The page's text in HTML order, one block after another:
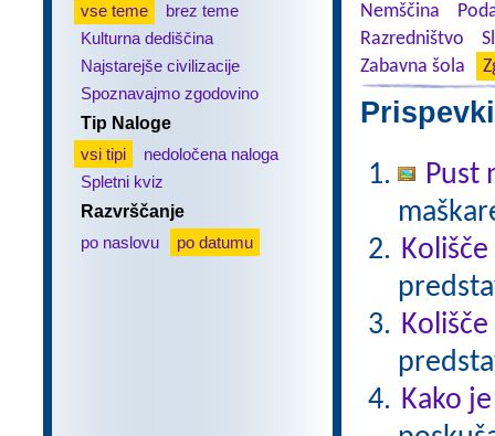
vse teme
brez teme
Kulturna dediščina
Najstarejše civilizacije
Spoznavajmo zgodovino
Tip Naloge
vsi tipi
nedoločena naloga
Spletni kviz
Razvrščanje
po naslovu
po datumu
Nemščina
Razredništvo
Zabavna šola
Pust
Kako